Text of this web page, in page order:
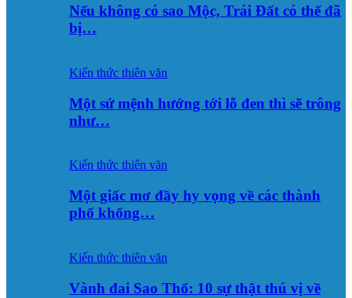
Nếu không có sao Mộc, Trái Đất có thể đã
bị…
Kiến thức thiên văn
Một sứ mệnh hướng tới lỗ đen thì sẽ trông
như…
Kiến thức thiên văn
Một giấc mơ đầy hy vọng về các thành
phố khổng…
Kiến thức thiên văn
Vành đai Sao Thổ: 10 sự thật thú vị về